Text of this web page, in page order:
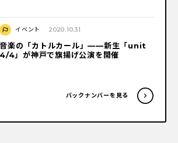
イベント 2020.10.31
音楽の「カトルカール」——新生「unit
4/4」が神戸で旗揚げ公演を開催
バックナンバーを見る